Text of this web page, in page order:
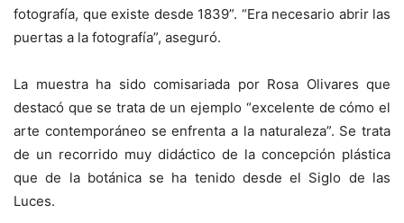
fotografía, que existe desde 1839”. “Era necesario abrir las
puertas a la fotografía”, aseguró.
La muestra ha sido comisariada por Rosa Olivares que
destacó que se trata de un ejemplo “excelente de cómo el
arte contemporáneo se enfrenta a la naturaleza”. Se trata
de un recorrido muy didáctico de la concepción plástica
que de la botánica se ha tenido desde el Siglo de las
Luces.